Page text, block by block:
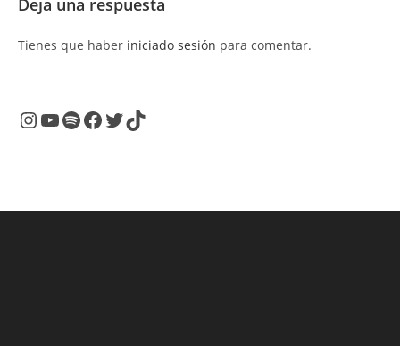
Deja una respuesta
Tienes que haber iniciado sesión para comentar.
Instagram
YouTube
SpotifyFacebook
Twitter
TikTok